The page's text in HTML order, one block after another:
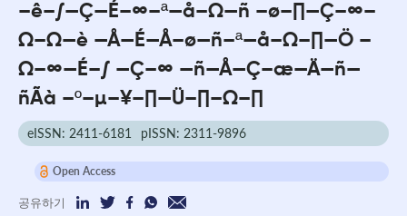
–ê–∫—Ç—É–∞–ª—å–Ω—ñ –ø–∏—Ç–∞–
Ω–Ω—è —Å—É—Å–ø—ñ–ª—å–Ω–∏—Ö –
Ω–∞—É–∫ —Ç–∞ —ñ—Å—Ç–æ—Ä—ñ—
ñÃà –º–µ–¥–∏—Ü–∏–Ω–∏
eISSN: 2411-6181 pISSN: 2311-9896
Open Access
공유하기